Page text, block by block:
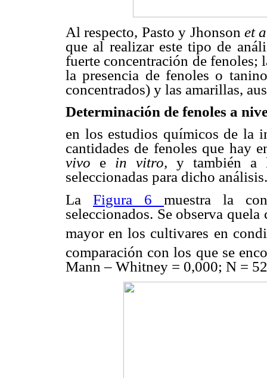
Al respecto, Pasto y Jhonson et
que al realizar este tipo de
fuerte concentración de fenoles;
la presencia de fenoles o
concentrados) y las amarillas,
Determinación de fenoles a
en los estudios químicos de la
cantidades de fenoles que hay
vivo e in vitro, y también a
seleccionadas para dicho análisis.
La Figura 6 muestra la
seleccionados. Se observa
mayor en los cultivares en
comparación con los que se
Mann – Whitney = 0,000; N =